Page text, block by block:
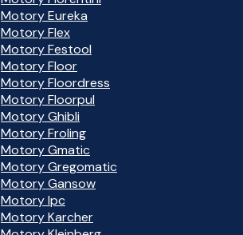
Motory Eureka
Motory Flex
Motory Festool
Motory Floor
Motory Floordress
Motory Floorpul
Motory Ghibli
Motory Froling
Motory Gmatic
Motory Gregomatic
Motory Gansow
Motory Ipc
Motory Karcher